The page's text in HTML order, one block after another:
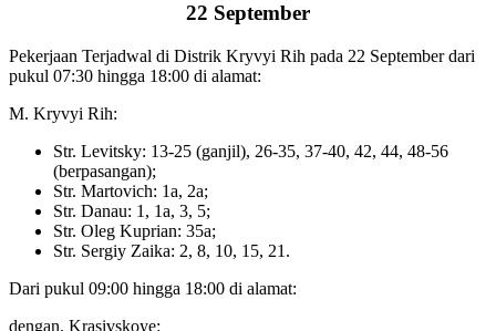
22 September
Pekerjaan Terjadwal di Distrik Kryvyi Rih pada 22 September dari
pukul 07:30 hingga 18:00 di alamat:
M. Kryvyi Rih:
Str. Levitsky: 13-25 (ganjil), 26-35, 37-40, 42, 44, 48-56
(berpasangan);
Str. Martovich: 1a, 2a;
Str. Danau: 1, 1a, 3, 5;
Str. Oleg Kuprian: 35a;
Str. Sergiy Zaika: 2, 8, 10, 15, 21.
Dari pukul 09:00 hingga 18:00 di alamat:
dengan. Krasivskoye: